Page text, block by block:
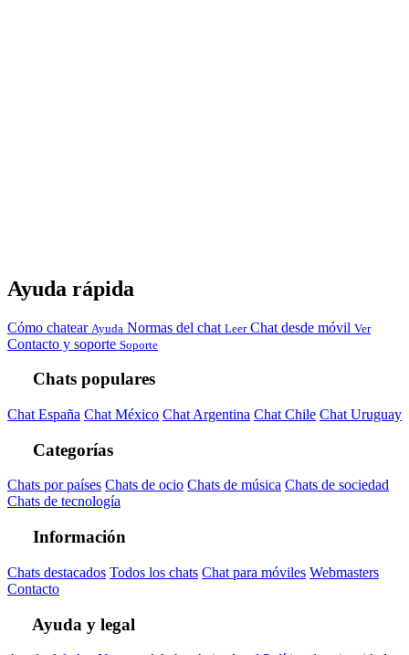
Ayuda rápida
Cómo chatear Ayuda Normas del chat Leer Chat desde móvil Ver
Contacto y soporte Soporte
Chats populares
Chat España Chat México Chat Argentina Chat Chile Chat Uruguay
Categorías
Chats por países Chats de ocio Chats de música Chats de sociedad
Chats de tecnología
Información
Chats destacados Todos los chats Chat para móviles Webmasters
Contacto
Ayuda y legal